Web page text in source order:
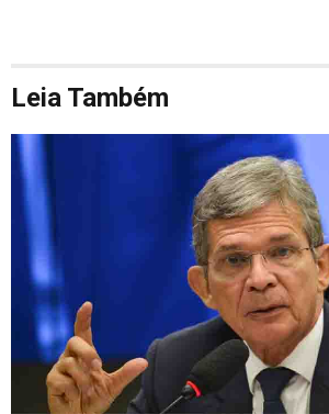
Leia Também